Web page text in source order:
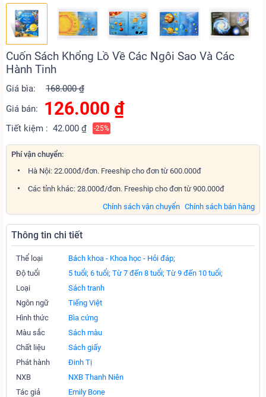
Cuốn Sách Khổng Lồ Về Các Ngôi Sao Và Các
Hành Tinh
Giá bìa:
168.000 ₫
Giá bán:
126.000 ₫
Tiết kiệm : 42.000 ₫ -25%
Phí vận chuyển:
Hà Nội: 22.000đ/đơn. Freeship cho đơn từ 600.000đ
Các tỉnh khác: 28.000đ/đơn. Freeship cho đơn từ 900.000đ
Chính sách bán hàng
Chính sách vận chuyển
Thông tin chi tiết
Thể loại
Bách khoa - Khoa học - Hỏi đáp;
Độ tuổi
5 tuổi; 6 tuổi; Từ 7 đến 8 tuổi; Từ 9 đến 10 tuổi;
Loại
Sách tranh
Ngôn ngữ
Tiếng Việt
Hình thức
Bìa cứng
Màu sắc
Sách màu
Chất liệu
Sách giấy
Phát hành
Đinh Tị
NXB
NXB Thanh Niên
Tác giả
Emily Bone